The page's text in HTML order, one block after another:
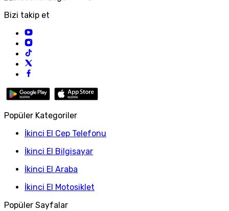
Bizi takip et
Popüler Kategoriler
İkinci El Cep Telefonu
İkinci El Bilgisayar
İkinci El Araba
İkinci El Motosiklet
Popüler Sayfalar